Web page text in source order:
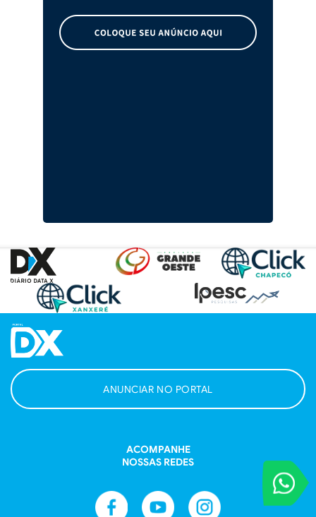
VOCÊ
Entre em
ANUNCIAR NO PORTAL
ACOMPANHE
NOSSAS REDES